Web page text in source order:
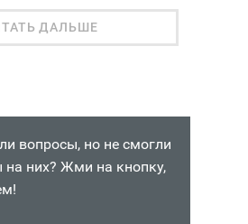
ДАЛЬШЕ
вопросы, но не смогли
на них? Жми на кнопку,